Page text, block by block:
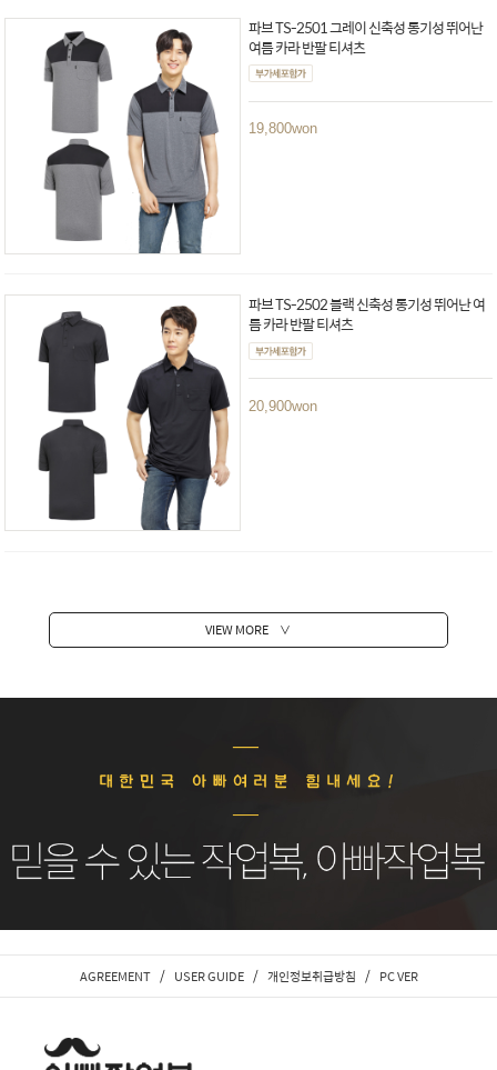
파브 TS-2501 그레이 신축성 통기성 뛰어난
여름 카라 반팔 티셔츠
19,800won
파브 TS-2502 블랙 신축성 통기성 뛰어난 여
름 카라 반팔 티셔츠
20,900won
VIEW MORE ∨
AGREEMENT / USER GUIDE / 개인정보취급방침 / PC VER